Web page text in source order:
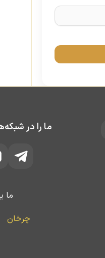
ما را در
ما
چرخان